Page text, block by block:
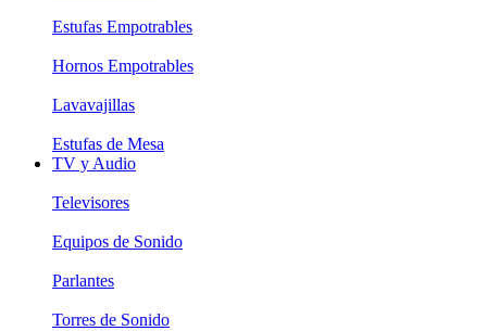
Estufas Empotrables
Hornos Empotrables
Lavavajillas
Estufas de Mesa
TV y Audio
Televisores
Equipos de Sonido
Parlantes
Torres de Sonido